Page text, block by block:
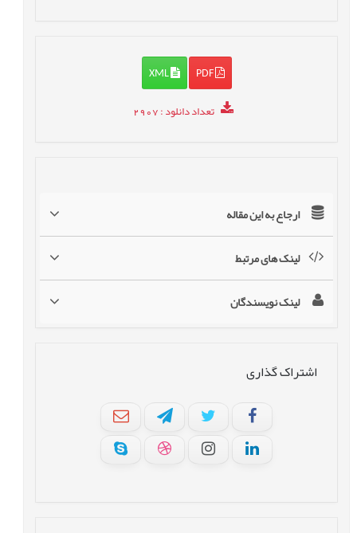
PDF
XML
تعداد دانلود: 2907
ارجاع به این مقاله
لینک های مرتبط
لینک نویسندگان
اشتراک گذاری